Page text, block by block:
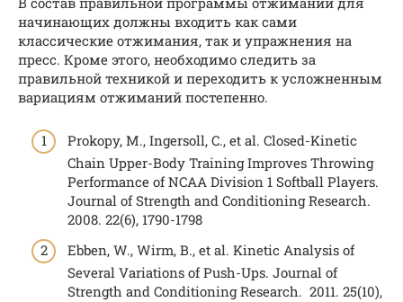
начинающих должны входить как сами
классические отжимания, так и упражнения на
пресс. Кроме этого, необходимо следить за
правильной техникой и переходить к усложненным
вариациям отжиманий постепенно.
Prokopy, M., Ingersoll, C., et al. Closed-Kinetic
Chain Upper-Body Training Improves Throwing
Performance of NCAA Division 1 Softball Players.
Journal of Strength and Conditioning Research.
2008. 22(6), 1790-1798
Ebben, W., Wirm, B., et al. Kinetic Analysis of
Several Variations of Push-Ups. Journal of
Strength and Conditioning Research. 2011. 25(10),